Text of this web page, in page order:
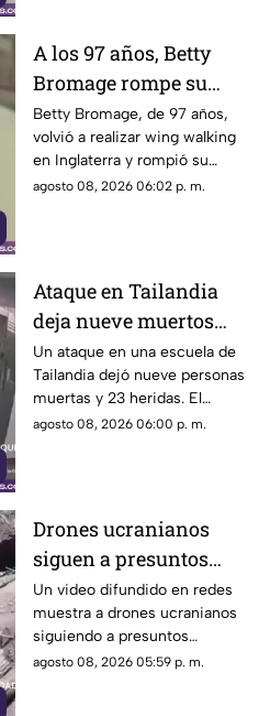
A los 97 años, Betty
Bromage rompe su
propio récord Guinness
en las alturas
Betty Bromage, de 97 años,
volvió a realizar wing walking
en Inglaterra y rompió su
propio récord Guinness tras
agosto 08, 2026 06:02 p. m.
Ataque en Tailandia
deja nueve muertos
tras agresión en una
escuela
Un ataque en una escuela de
Tailandia dejó nueve personas
muertas y 23 heridas. El
presunto agresor, de 14 años,
agosto 08, 2026 06:00 p. m.
Drones ucranianos
siguen a presuntos
soldados rusos durante
varias horas
Un video difundido en redes
muestra a drones ucranianos
siguiendo a presuntos
soldados rusos antes de un
agosto 08, 2026 05:59 p. m.